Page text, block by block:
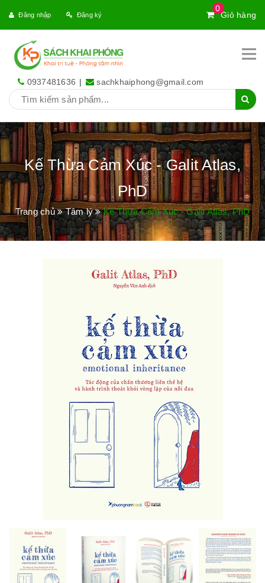
0
Giỏ hàng
Đăng nhập Đăng ký
0937481636 | sachkhaiphong@gmail.com
Kế Thừa Cảm Xúc - Galit Atlas,
PhD
Trang chủ Tâm lý Kế Thừa Cảm Xúc - Galit Atlas, PhD